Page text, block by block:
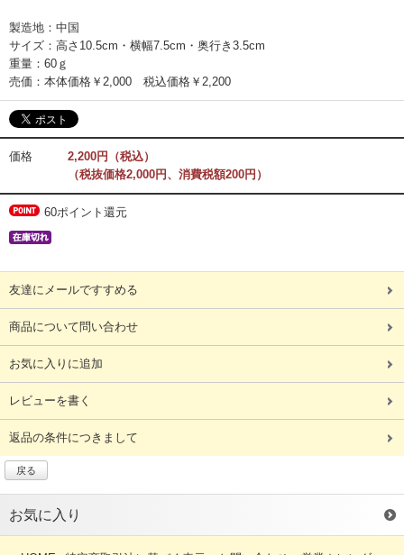
製造地：中国
サイズ：高さ10.5cm・横幅7.5cm・奥行き3.5cm
重量：60ｇ
売価：本体価格￥2,000 税込価格￥2,200
価格
2,200円（税込）
（税抜価格2,000円、消費税額200円）
60ポイント還元
友達にメールですすめる
商品について問い合わせ
お気に入りに追加
レビューを書く
返品の条件につきまして
戻る
お気に入り